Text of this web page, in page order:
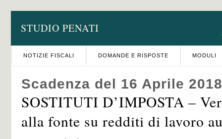
STUDIO PENATI
NOTIZIE FISCALI DOMANDE E RISPOSTE MODULI
Scadenza del 16 Aprile 2018
SOSTITUTI D’IMPOSTA –
alla fonte su redditi di lavoro